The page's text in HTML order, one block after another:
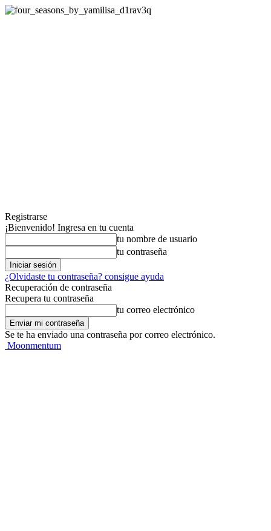
Registrarse
¡Bienvenido! Ingresa en tu cuenta
tu nombre de usuario
tu contraseña
¿Olvidaste tu contraseña? consigue ayuda
Recuperación de contraseña
Recupera tu contraseña
tu correo electrónico
Se te ha enviado una contraseña por correo electrónico.
Moonmentum